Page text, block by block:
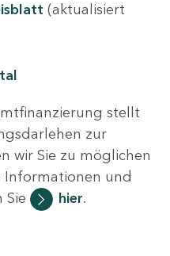
(aktualisiert
stellt
zur
wir Sie zu möglichen
Informationen und
Sie
hier.